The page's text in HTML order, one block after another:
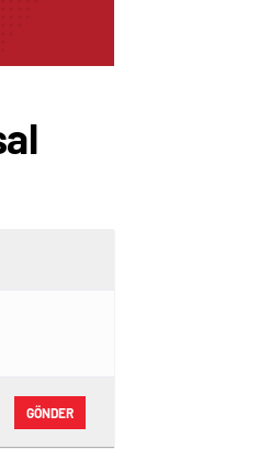
GÖNDER